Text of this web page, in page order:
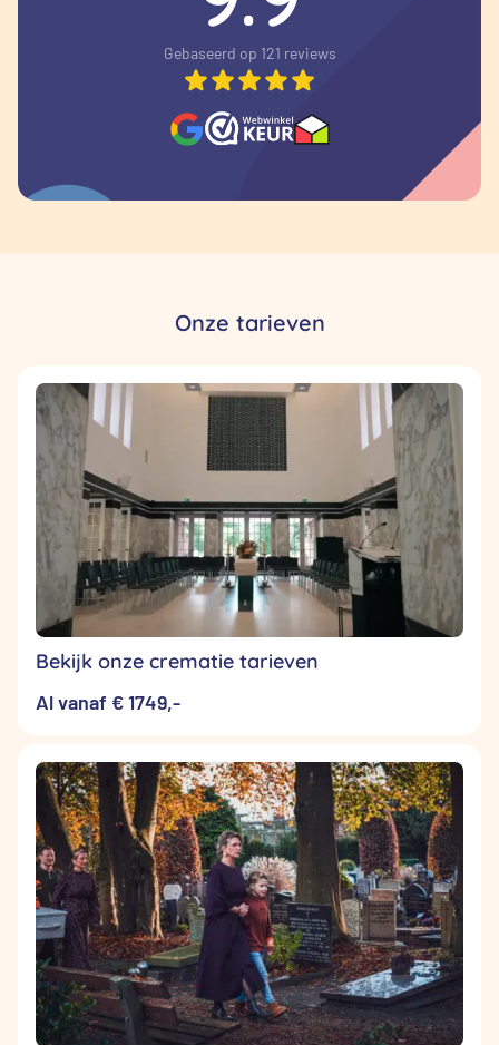
Gebaseerd op 121 reviews
Onze tarieven
Bekijk onze crematie tarieven
Al vanaf € 1749,-